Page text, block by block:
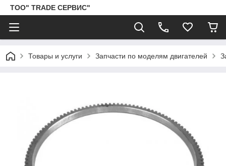
ТОО" TRADE СЕРВИС"
Товары и услуги Запчасти по моделям двигателей